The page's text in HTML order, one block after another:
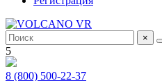
×
5
8 (800) 500-22-37